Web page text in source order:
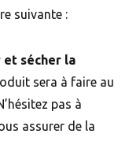
suivante :
sécher la
sera à faire au
pas à
assurer de la